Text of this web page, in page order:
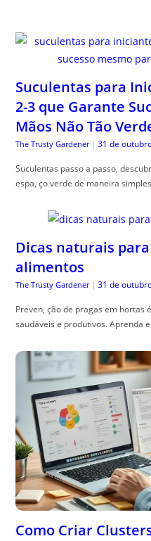
Suculentas para
2-3 que Garante
Mãos Não Tão
The Trusty Gardener | 31 de
Suculentas passo a passo,
espa, ço verde de maneira
Dicas naturais
alimentos
The Trusty Gardener | 31 de
Preven, ção de pragas em hortas
saudáveis e produtivos. Aprenda
Como Criar